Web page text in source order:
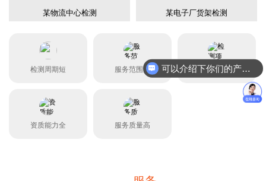
某物流中心检测 某电子厂货架检测
检测周期短 服务范围广 检测项目全
资质能力全 服务质量高
可以介绍下你们的产品么？